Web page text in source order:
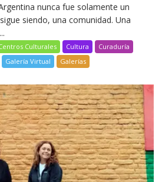
nunca fue solamente un
siendo, una comunidad. Una
Culturales Cultura
Curaduría
Galería Virtual Galerías